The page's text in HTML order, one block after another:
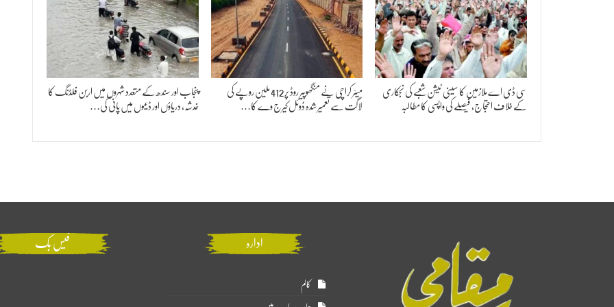
سی ڈی اے ملازمین کا سینی ٹیشن شعبے کی نجکاری
کے خلاف احتجاج، فیصلے کی واپسی کا مطالبہ
میئر کراچی نے منگھوپیر روڈ پر 412 ملین روپے کی
لاگت سے تعمیر شدہ ڈوئل کیرج وے کا…
پنجاب اور سندھ کے متعدد شہروں میں اربن فلڈنگ کا
خدشہ، دریاؤں اور ڈیموں میں پانی کی…
ادارہ
کالم
فیس بک